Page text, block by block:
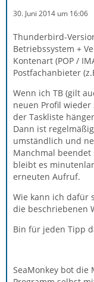
30. Juni 2014 um 16:06
Thunderbird-
Betriebssystem +
Kontenart (POP /
Postfachanbieter
Wenn ich TB (gilt
neuen Profil
der Taskliste
Dann ist
umständlich und
Manchmal
bleibt es
erneuten Aufruf.
Wie kann ich dafür
die beschriebenen
Bin für jeden Tipp
SeaMonkey bot die